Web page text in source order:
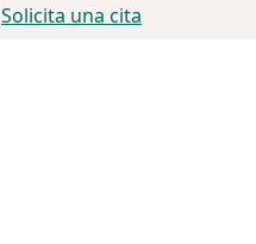
Solicita una cita